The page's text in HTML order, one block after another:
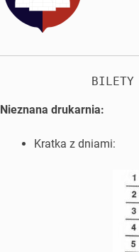
BILETY
Nieznana drukarnia:
Kratka z dniami: